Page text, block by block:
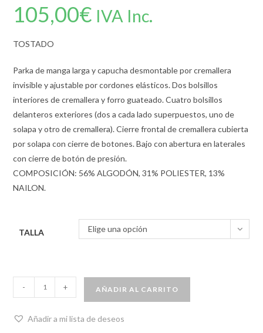
105,00€ IVA Inc.
TOSTADO
Parka de manga larga y capucha desmontable por cremallera
invisible y ajustable por cordones elásticos. Dos bolsillos
interiores de cremallera y forro guateado. Cuatro bolsillos
delanteros exteriores (dos a cada lado superpuestos, uno de
solapa y otro de cremallera). Cierre frontal de cremallera cubierta
por solapa con cierre de botones. Bajo con abertura en laterales
con cierre de botón de presión.
COMPOSICIÓN: 56% ALGODÓN, 31% POLIESTER, 13%
NAILON.
TALLA Elige una opción
- + AÑADIR AL CARRITO
Añadir a mi lista de deseos